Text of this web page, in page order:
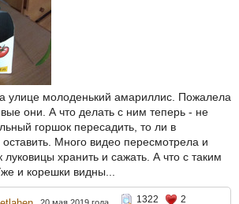
улице молоденький амариллис. Пожалела
они. А что делать с ним теперь - не
горшок пересадить, то ли в
Много видео пересмотрела и
луковицы хранить и сажать. А что с таким
и корешки видны...
1322
2